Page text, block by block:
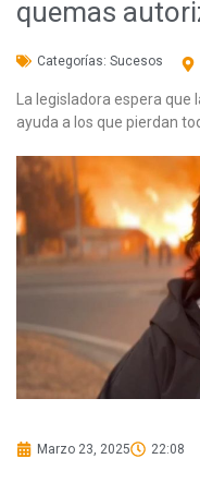
quemas
Categorías: Sucesos
La legisladora espera que
ayuda a los que pierdan
Marzo 23, 2025 22:08